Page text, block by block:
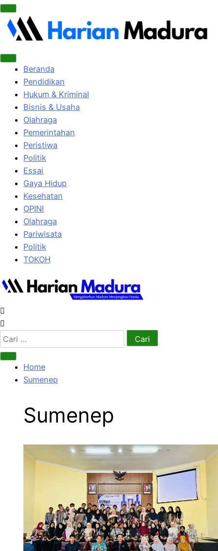
Beranda
Pendidikan
Hukum & Kriminal
Bisnis & Usaha
Olahraga
Pemerintahan
Peristiwa
Politik
Essai
Gaya Hidup
Kesehatan
OPINI
Olahraga
Pariwisata
Politik
TOKOH
Cari
untuk:
Home
Sumenep
Sumenep